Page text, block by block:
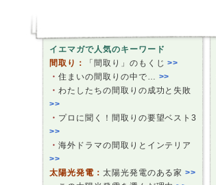
イエマガで人気のキーワード
間取り：
「間取り」のもくじ>>
・ 住まいの間取りの中で… >>
・ わたしたちの間取りの成功と失敗
>>
・ プロに聞く！間取りの要望ベスト3
>>
・ 海外ドラマの間取りとインテリア
>>
太陽光発電： 太陽光発電のある家>>